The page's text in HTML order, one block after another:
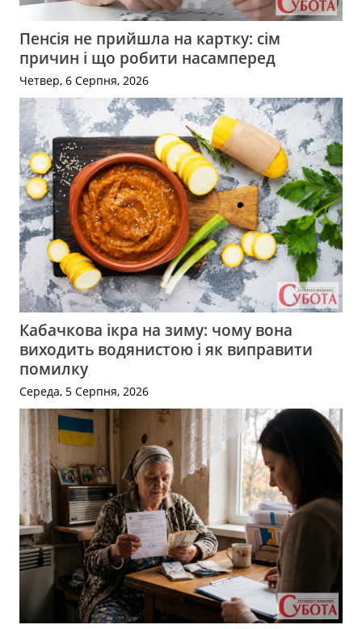
Пенсія не прийшла на картку: сім
причин і що робити насамперед
Четвер, 6 Серпня, 2026
Кабачкова ікра на зиму: чому вона
виходить водянистою і як виправити
помилку
Середа, 5 Серпня, 2026